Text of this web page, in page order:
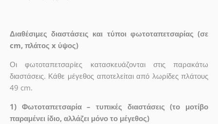
Διαθέσιμες διαστάσεις και τύποι φωτοταπετσαρίας (σε
cm, πλάτος x ύψος)
Οι φωτοταπετσαρίες κατασκευάζονται στις παρακάτω
διαστάσεις. Κάθε μέγεθος αποτελείται από λωρίδες πλάτους
49 cm.
1) Φωτοταπετσαρία – τυπικές διαστάσεις (το μοτίβο
παραμένει ίδιο, αλλάζει μόνο το μέγεθος)